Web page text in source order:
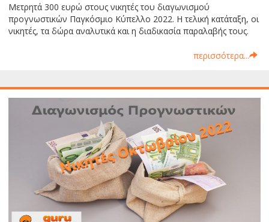
Μετρητά 300 ευρώ στους νικητές του διαγωνισμού
προγνωστικών Παγκόσμιο Κύπελλο 2022. Η τελική κατάταξη, οι
νικητές, τα δώρα αναλυτικά και η διαδικασία παραλαβής τους.
περισσότερα...